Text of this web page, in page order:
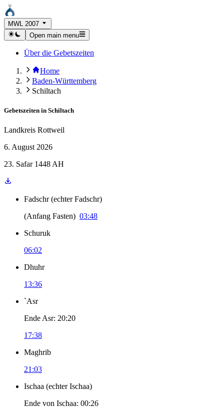
MWL 2007
Open main menu
Über die Gebetszeiten
Home
Baden-Württemberg
Schiltach
Gebetszeiten in Schiltach
Landkreis Rottweil
6. August 2026
23. Safar 1448 AH
Fadschr (echter Fadschr)
(Anfang Fasten) 03:48
Schuruk
06:02
Dhuhr
13:36
`Asr
Ende Asr: 20:20
17:38
Maghrib
21:03
Ischaa (echter Ischaa)
Ende von Ischaa: 00:26